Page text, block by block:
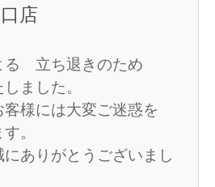
店
る 立ち退きのため
ました。
様には大変ご迷惑を
。
ありがとうございまし